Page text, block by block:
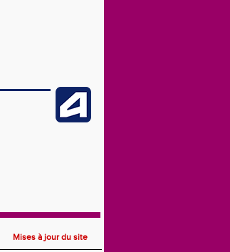
Mises à jour du site